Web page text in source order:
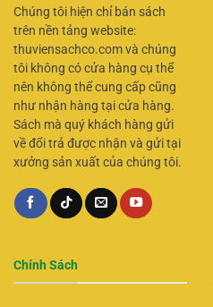
Chúng tôi hiện chỉ bán sách
trên nền tảng website:
thuviensachco.com và chúng
tôi không có cửa hàng cụ thể
nên không thể cung cấp cũng
như nhận hàng tại cửa hàng.
Sách mà quý khách hàng gửi
về đổi trả được nhận và gửi tại
xưởng sản xuất của chúng tôi.
Chính Sách